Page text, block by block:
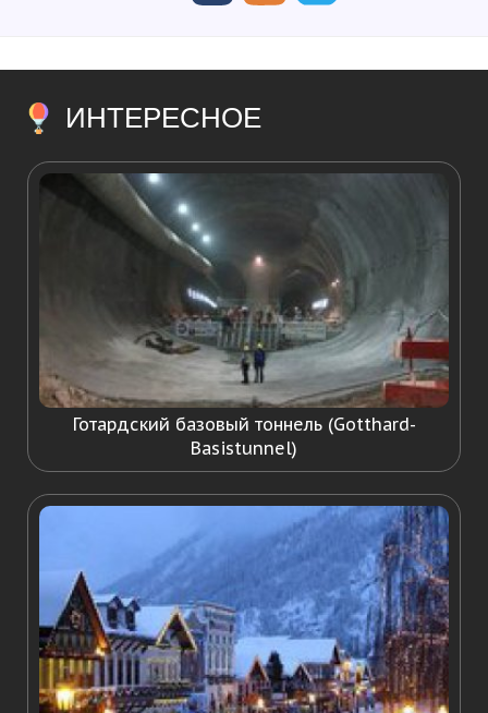
ИНТЕРЕСНОЕ
Готардский базовый тоннель (Gotthard-
Basistunnel)